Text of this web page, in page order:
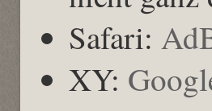
Safari:
XY: